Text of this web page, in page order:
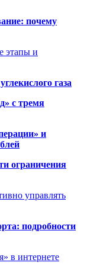
почему
этапы и
газа
с тремя
и
ограничения
управлять
подробности
в интернете